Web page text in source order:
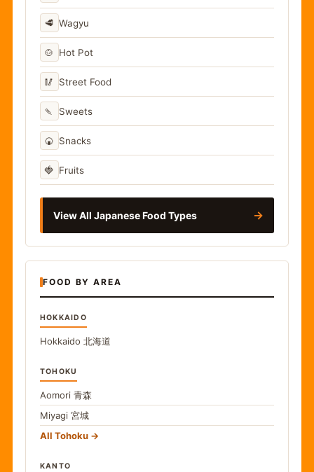
🥩 Wagyu
🍲 Hot Pot
🥢 Street Food
🍡 Sweets
🍘 Snacks
🍓 Fruits
View All Japanese Food Types →
FOOD BY AREA
HOKKAIDO
Hokkaido 北海道
TOHOKU
Aomori 青森
Miyagi 宮城
All Tohoku
KANTO